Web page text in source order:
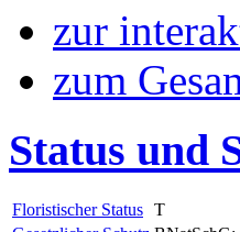
zur
zum
Status und
Floristischer Status T